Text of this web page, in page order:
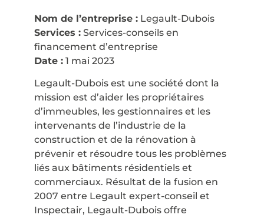
Nom de l’entreprise : Legault-Dubois
Services : Services-conseils en
financement d’entreprise
Date : 1 mai 2023
Legault-Dubois est une société dont la
mission est d’aider les propriétaires
d’immeubles, les gestionnaires et les
intervenants de l’industrie de la
construction et de la rénovation à
prévenir et résoudre tous les problèmes
liés aux bâtiments résidentiels et
commerciaux. Résultat de la fusion en
2007 entre Legault expert-conseil et
Inspectair, Legault-Dubois offre